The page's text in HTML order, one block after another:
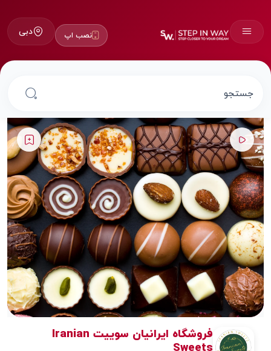
نصب اپ دبی
فروشگاه ایرانیان سوییت Iranian